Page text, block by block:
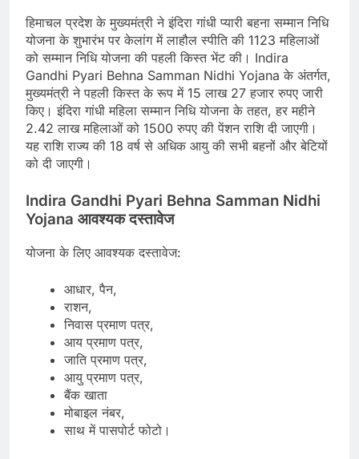
हिमाचल प्रदेश के मुख्यमंत्री ने इंदिरा गांधी प्यारी बहना सम्मान निधि
योजना के शुभारंभ पर केलांग में लाहौल स्पीति की 1123 महिलाओं
को सम्मान निधि योजना की पहली किस्त भेंट की। Indira
Gandhi Pyari Behna Samman Nidhi Yojana के अंतर्गत,
मुख्यमंत्री ने पहली किस्त के रूप में 15 लाख 27 हजार रुपए जारी
किए। इंदिरा गांधी महिला सम्मान निधि योजना के तहत, हर महीने
2.42 लाख महिलाओं को 1500 रुपए की पेंशन राशि दी जाएगी।
यह राशि राज्य की 18 वर्ष से अधिक आयु की सभी बहनों और बेटियों
को दी जाएगी।
Indira Gandhi Pyari Behna Samman Nidhi
Yojana आवश्यक दस्तावेज
योजना के लिए आवश्यक दस्तावेज:
आधार, पैन,
राशन,
निवास प्रमाण पत्र,
आय प्रमाण पत्र,
जाति प्रमाण पत्र,
आयु प्रमाण पत्र,
बैंक खाता
मोबाइल नंबर,
साथ में पासपोर्ट फोटो।